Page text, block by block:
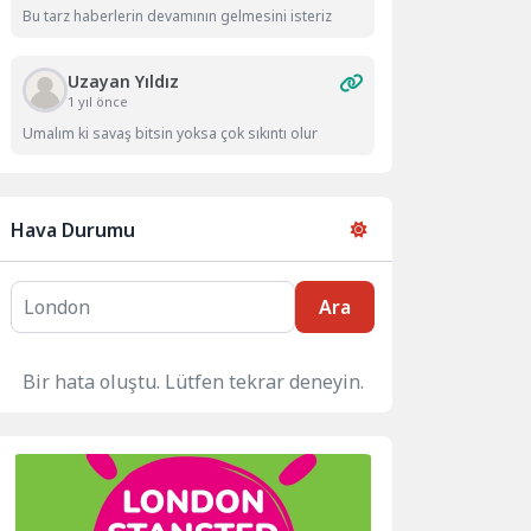
Bu tarz haberlerin devamının gelmesini isteriz
Uzayan Yıldız
1 yıl önce
Umalım ki savaş bitsin yoksa çok sıkıntı olur
Hava Durumu
Ara
Bir hata oluştu. Lütfen tekrar deneyin.